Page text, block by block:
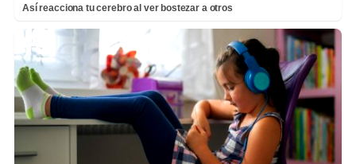
Así reacciona tu cerebro al ver bostezar a otros